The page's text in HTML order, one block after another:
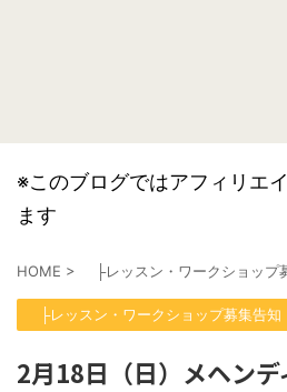
※このブログではアフィリエ
ます
HOME > ├レッスン・ワークショップ
├レッスン・ワークショップ募集告知
2月18日（日）メヘン